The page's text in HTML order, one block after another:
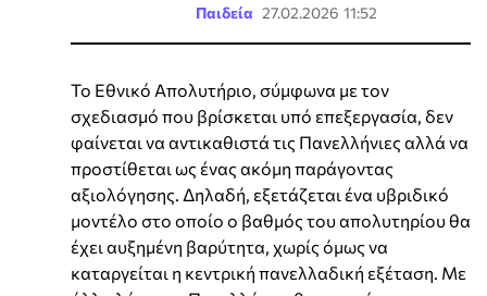
Παιδεία 27.02.2026 11:52
Το Εθνικό Απολυτήριο, σύμφωνα με τον
σχεδιασμό που βρίσκεται υπό επεξεργασία, δεν
φαίνεται να αντικαθιστά τις Πανελλήνιες αλλά να
προστίθεται ως ένας ακόμη παράγοντας
αξιολόγησης. Δηλαδή, εξετάζεται ένα υβριδικό
μοντέλο στο οποίο ο βαθμός του απολυτηρίου θα
έχει αυξημένη βαρύτητα, χωρίς όμως να
καταργείται η κεντρική πανελλαδική εξέταση. Με